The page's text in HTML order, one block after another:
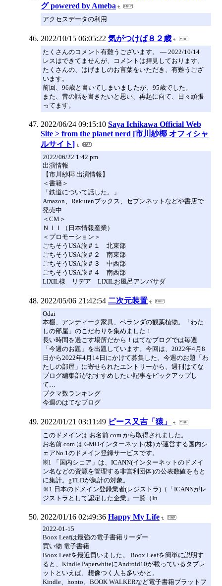
グ powered by Ameba
アクセスデータの利用
2022/10/15 06:05:22 気がつけば８２歳
たくさんのコメント有難うございます。 ― 2022/10/14
レスはできてませんが、コメントは拝見しております。
たくさんの、はげましのお言葉をいただき、有難うござ
います。
前回、96歳と書いてしまいましたが、95歳でした。
また、昔の話を書きたいと思い、再起に向て、日々頑張
ってます。
2022/06/24 09:15:10 Saya Ichikawa Official Web
Site > from the planet nerd [市川紗椰 オフィシャ
ルサイト]
2022/06/22 1:42 pm
出演情報
【市川紗椰 出演情報】
＜書籍＞
「鉄道について話した。」
Amazon、Rakutenブックス、セブンネットなどや書店で
発売中
＜CM＞
ＮＩＩ（日本情報産業）
＜プロモーション＞
ごちそうUSA旅＃１ 北東部
ごちそうUSA旅＃２ 南東部
ごちそうUSA旅＃３ 中西部
ごちそうUSA旅＃４ 南西部
LIXIL様 リデア LIXILお風呂アンバサダ
2022/05/06 21:42:54 二次元装置
Odai
本棚、アンティーク家具、ベランダの観葉植物。「わた
しの部屋」のこだわりを集めました！
長い時間を過ごす場所だから！はてなブログでは毎週
「今週のお題」を出題しています。今回は、2022年4月8
日から2022年4月14日にかけて募集した、今週のお題「わ
たしの部屋」に寄せられたエントリーから、週刊はてな
ブログ編集部がおすすめしたい記事をピックアップし
て…
ブクマ数ランキング
今週のはてなブログ
2022/01/21 03:11:49 ピース又吉「猿」
このドメインは お名前.com から取得されました。
お名前.com は GMOインターネット(株) が運営する国内シ
ェアNo.1のドメイン登録サービスです。
※1 「国内シェア」は、ICANN(インターネットのドメイ
ン名などの資源を管理する非営利団体)の公表数値をもと
に集計。gTLDが集計の対象。
※1 日本のドメイン登録業者(レジストラ)（「ICANNがレ
ジストラとして認定した企業」一覧（In
2022/01/16 02:49:36 Happy My Life
2022-01-15
Boox Leafは最強の電子書籍リーダー
買い物 電子書籍
Boox Leafを最近買いました。 Boox Leafを簡単に説明す
ると、Kindle PaperwhiteにAndroid10が載っているタブレ
ットといえば、想像つく人も多いかと。
Kindle、honto、BOOK WALKERなど電子書籍プラットフ